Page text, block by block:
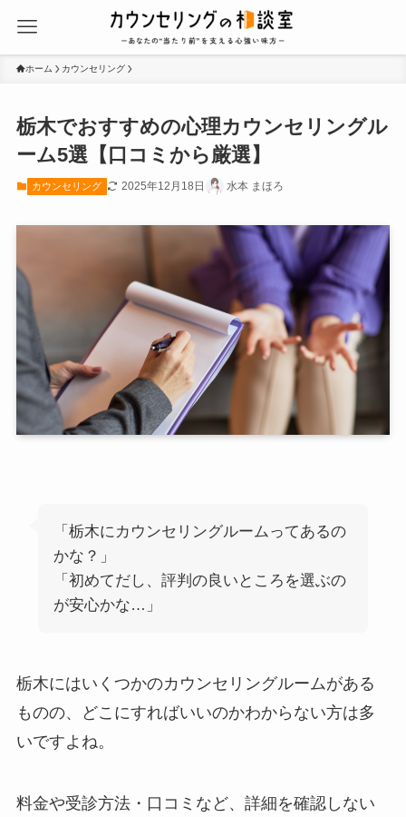
ホーム カウンセリング
栃木でおすすめの心理カウンセリングル
ーム5選【口コミから厳選】
カウンセリング 2025年12月18日 水本 まほろ
「栃木にカウンセリングルームってあるの
かな？」
「初めてだし、評判の良いところを選ぶの
が安心かな…」
栃木にはいくつかのカウンセリングルームがある
ものの、どこにすればいいのかわからない方は多
いですよね。
料金や受診方法・口コミなど、詳細を確認しない